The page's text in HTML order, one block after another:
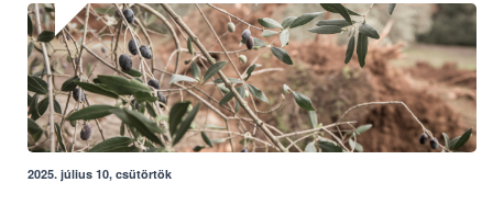
2025. július 10, csütörtök